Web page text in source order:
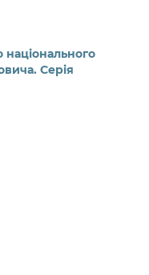
національного
Серія